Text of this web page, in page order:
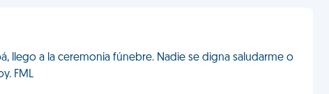
llego a la ceremonia fúnebre. Nadie se digna saludarme o
FML